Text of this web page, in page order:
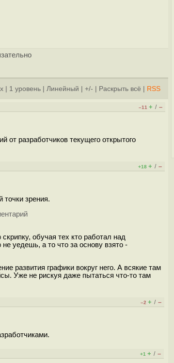
1 уровень Линейный +/- Раскрыть всё RSS
–11 + / –
от разработчиков текущего открытого
+18 + / –
точки зрения.
обучая тех кто работал над
уедешь, а то что за основу взято -
развития графики вокруг него. А всякие там
Уже не рискуя даже пытаться что-то там
–2 + / –
+1 + / –